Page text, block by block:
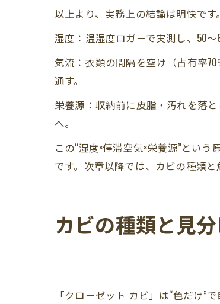
以上より、実務上の結論は明快です。
湿度：温湿度ロガーで実測し、50
気流：衣類の間隔を空け（占有率
通す。
栄養源：収納前に皮脂・汚れを落
へ。
この“湿度×停滞空気×栄養源”とい
です。次章以降では、カビの種類
カビの種類と見
「クローゼット カビ」は“色だけ